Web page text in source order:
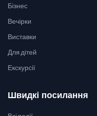
Бізнес
Вечірки
Виставки
Для дітей
Екскурсії
Швидкі посилання